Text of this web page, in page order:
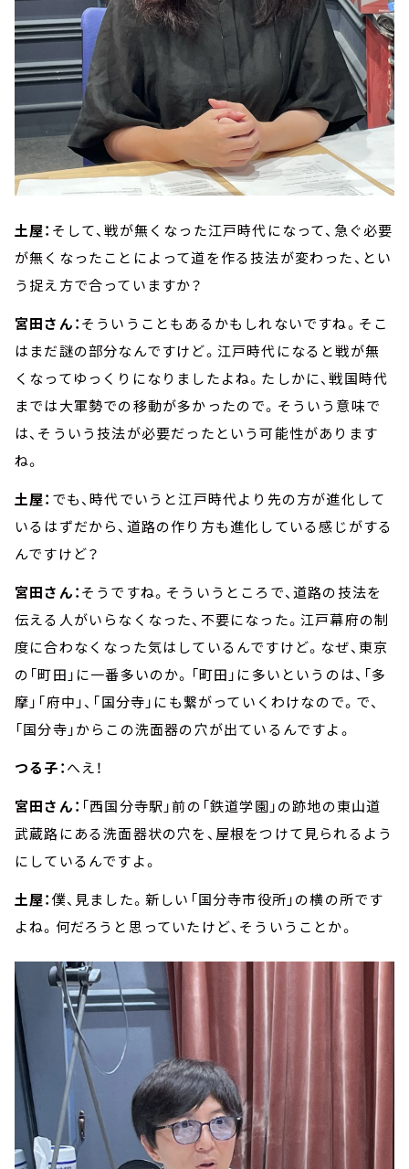
土屋： そして、戦が無くなった江戸時代になって、急ぐ必要
が無くなったことによって道を作る技法が変わった、とい
う捉え方で合っていますか？
宮田さん：そういうこともあるかもしれないですね。そこ
はまだ謎の部分なんですけど。江戸時代になると戦が無
くなってゆっくりになりましたよね。たしかに、戦国時代
までは大軍勢での移動が多かったので。そういう意味で
は、そういう技法が必要だったという可能性があります
ね。
土屋： でも、時代でいうと江戸時代より先の方が進化して
いるはずだから、道路の作り方も進化している感じがする
んですけど？
宮田さん：そうですね。そういうところで、道路の技法を
伝える人がいらなくなった、不要になった。江戸幕府の制
度に合わなくなった気はしているんですけど。なぜ、東京
の「町田」に一番多いのか。「町田」に多いというのは、「多
摩」「府中」、「国分寺」にも繋がっていくわけなので。で、
「国分寺」からこの洗面器の穴が出ているんですよ。
つる子：へえ！
宮田さん： 「西国分寺駅」前の「鉄道学園」の跡地の東山道
武蔵路にある洗面器状の穴を、屋根をつけて見られるよう
にしているんですよ。
土屋：僕、見ました。新しい「国分寺市役所」の横の所です
よね。何だろうと思っていたけど、そういうことか。